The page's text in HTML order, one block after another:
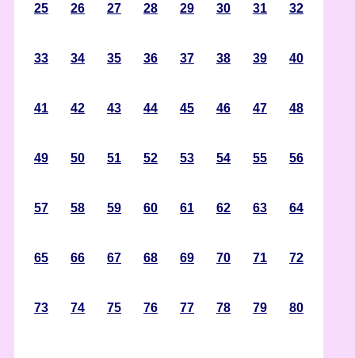
25 26 27 28 29 30 31 32
33 34 35 36 37 38 39 40
41 42 43 44 45 46 47 48
49 50 51 52 53 54 55 56
57 58 59 60 61 62 63 64
65 66 67 68 69 70 71 72
73 74 75 76 77 78 79 80